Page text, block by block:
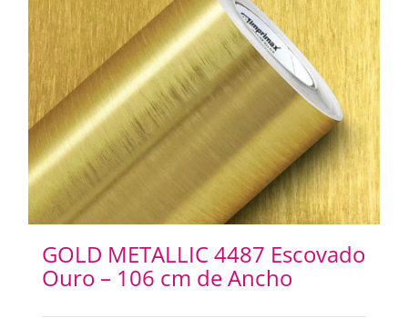
GOLD METALLIC 4487 Escovado
Ouro – 106 cm de Ancho